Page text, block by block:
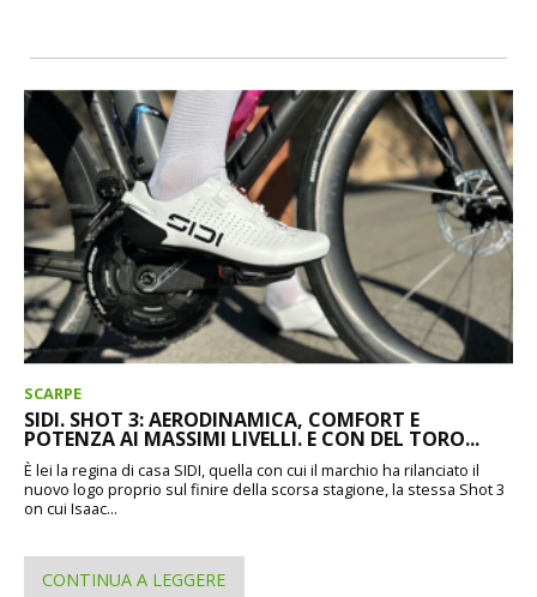
SCARPE
SIDI. SHOT 3: AERODINAMICA, COMFORT E
POTENZA AI MASSIMI LIVELLI. E CON DEL TORO...
È lei la regina di casa SIDI, quella con cui il marchio ha rilanciato il
nuovo logo proprio sul finire della scorsa stagione, la stessa Shot 3
on cui Isaac...
CONTINUA A LEGGERE